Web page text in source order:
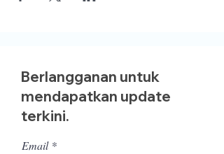
Berlangganan untuk
mendapatkan update
terkini.
Email